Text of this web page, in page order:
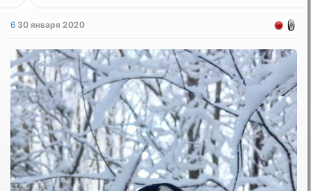
6 30 января 2020